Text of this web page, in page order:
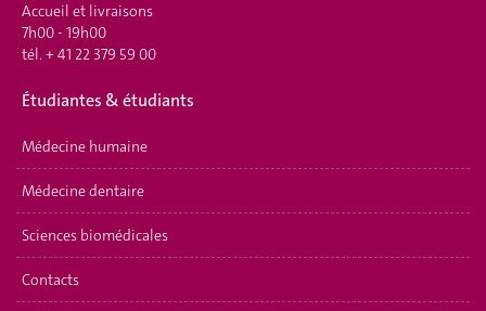
Accueil et livraisons
7h00 - 19h00
tél. + 41 22 379 59 00
Étudiantes & étudiants
Médecine humaine
Médecine dentaire
Sciences biomédicales
Contacts